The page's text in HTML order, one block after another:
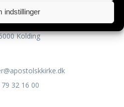
indstillinger
100
Kolding
32 16 00